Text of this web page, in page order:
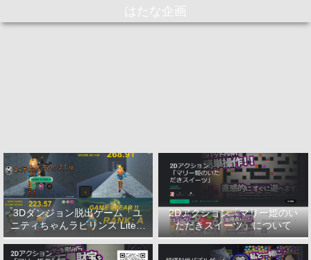
はたな企画
3Dダンジョン脱出ゲーム「ユ
ニティちゃんラビリンス Lite」
について
2Dアクション「マリー姫のい
ただきスイーツ」について